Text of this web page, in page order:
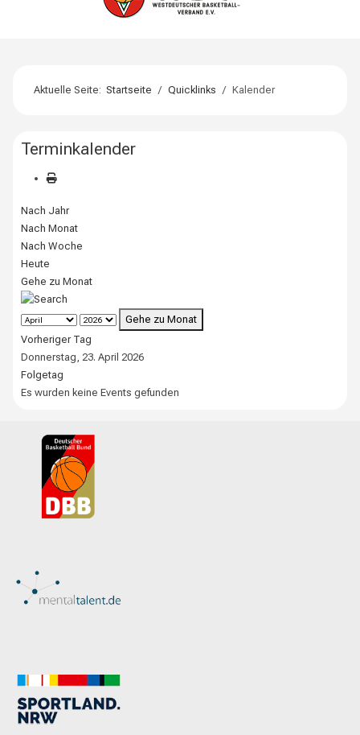
Aktuelle Seite:Startseite Quicklinks Kalender
Terminkalender
Nach Jahr
Nach Monat
Nach Woche
Heute
Gehe zu Monat
Gehe zu Monat
Vorheriger Tag
Donnerstag, 23. April 2026
Folgetag
Es wurden keine Events gefunden